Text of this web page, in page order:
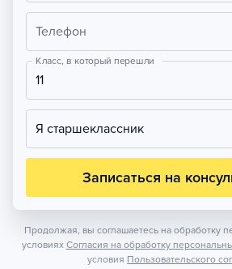
Телефон
Класс, в который перешли
11
Я старшеклассник
Записаться на
Продолжая, вы соглашаетесь на обработку
условиях Согласия на обработку
условия Пользовательского